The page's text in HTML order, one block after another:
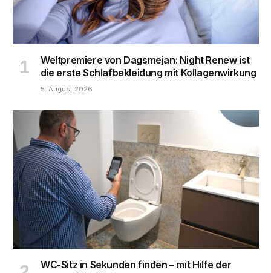
Weltpremiere von Dagsmejan: Night Renew ist
die erste Schlafbekleidung mit Kollagenwirkung
5. August 2026
WC-Sitz in Sekunden finden – mit Hilfe der